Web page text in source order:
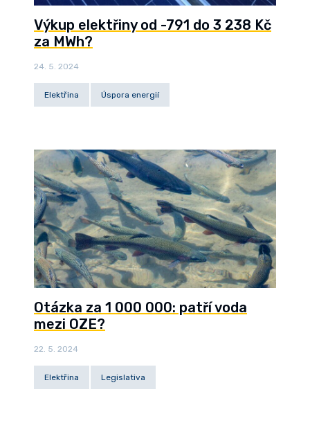
Výkup elektřiny od -791 do 3 238 Kč
za MWh?
24. 5. 2024
Elektřina Úspora energií
Otázka za 1 000 000: patří voda
mezi OZE?
22. 5. 2024
Elektřina Legislativa